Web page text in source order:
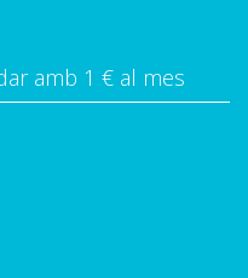
amb 1 € al mes